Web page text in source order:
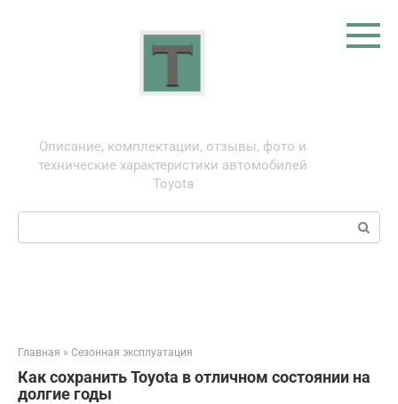
Описание, комплектации, отзывы, фото и
технические характеристики автомобилей
Toyota
Поиск:
Главная » Сезонная эксплуатация
Как сохранить Toyota в отличном состоянии на
долгие годы